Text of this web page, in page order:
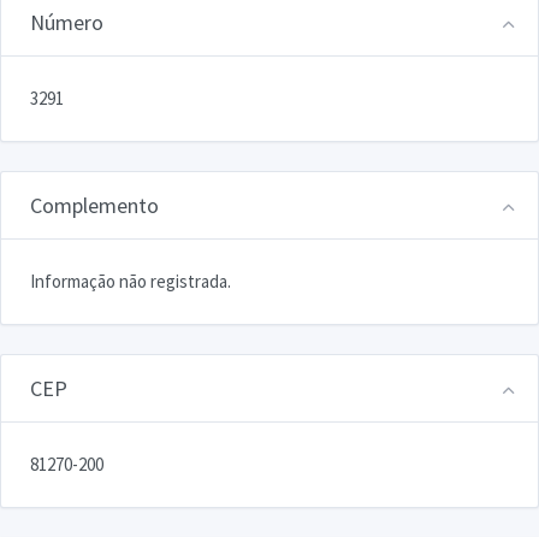
Número
3291
Complemento
Informação não registrada.
CEP
81270-200